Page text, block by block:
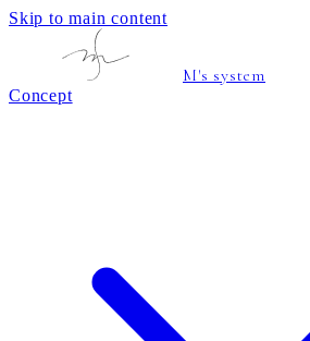
Skip to main content
M's system
Concept